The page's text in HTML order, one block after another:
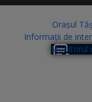
Orașul
Informații de
Monitorul